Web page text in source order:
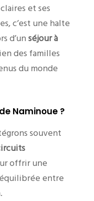
et ses
c’est une halte
d’unséjour à
des familles
du monde
Naminoue ?
souvent
offrir une
entre